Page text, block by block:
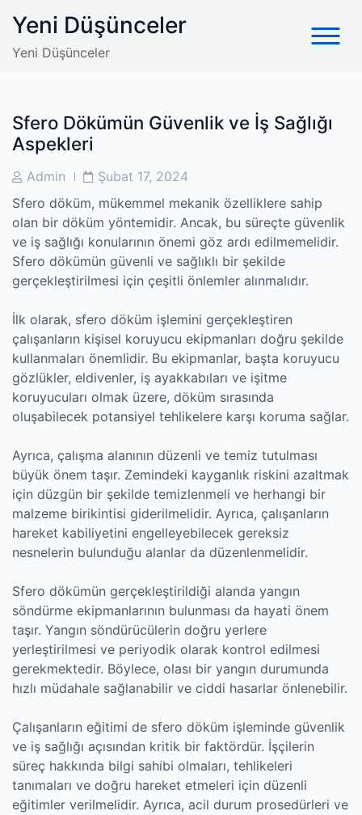
content
Yeni Düşünceler
Yeni Düşünceler
Sfero Dökümün Güvenlik ve İş Sağlığı
Aspekleri
PostAdmin
PostŞubat 17, 2024
Sfero döküm, mükemmel mekanik özelliklere sahip
olan bir döküm yöntemidir. Ancak, bu süreçte güvenlik
ve iş sağlığı konularının önemi göz ardı edilmemelidir.
Sfero dökümün güvenli ve sağlıklı bir şekilde
gerçekleştirilmesi için çeşitli önlemler alınmalıdır.
İlk olarak, sfero döküm işlemini gerçekleştiren
çalışanların kişisel koruyucu ekipmanları doğru şekilde
kullanmaları önemlidir. Bu ekipmanlar, başta koruyucu
gözlükler, eldivenler, iş ayakkabıları ve işitme
koruyucuları olmak üzere, döküm sırasında
oluşabilecek potansiyel tehlikelere karşı koruma sağlar.
Ayrıca, çalışma alanının düzenli ve temiz tutulması
büyük önem taşır. Zemindeki kayganlık riskini azaltmak
için düzgün bir şekilde temizlenmeli ve herhangi bir
malzeme birikintisi giderilmelidir. Ayrıca, çalışanların
hareket kabiliyetini engelleyebilecek gereksiz
nesnelerin bulunduğu alanlar da düzenlenmelidir.
Sfero dökümün gerçekleştirildiği alanda yangın
söndürme ekipmanlarının bulunması da hayati önem
taşır. Yangın söndürücülerin doğru yerlere
yerleştirilmesi ve periyodik olarak kontrol edilmesi
gerekmektedir. Böylece, olası bir yangın durumunda
hızlı müdahale sağlanabilir ve ciddi hasarlar önlenebilir.
Çalışanların eğitimi de sfero döküm işleminde güvenlik
ve iş sağlığı açısından kritik bir faktördür. İşçilerin
süreç hakkında bilgi sahibi olmaları, tehlikeleri
tanımaları ve doğru hareket etmeleri için düzenli
eğitimler verilmelidir. Ayrıca, acil durum prosedürleri ve